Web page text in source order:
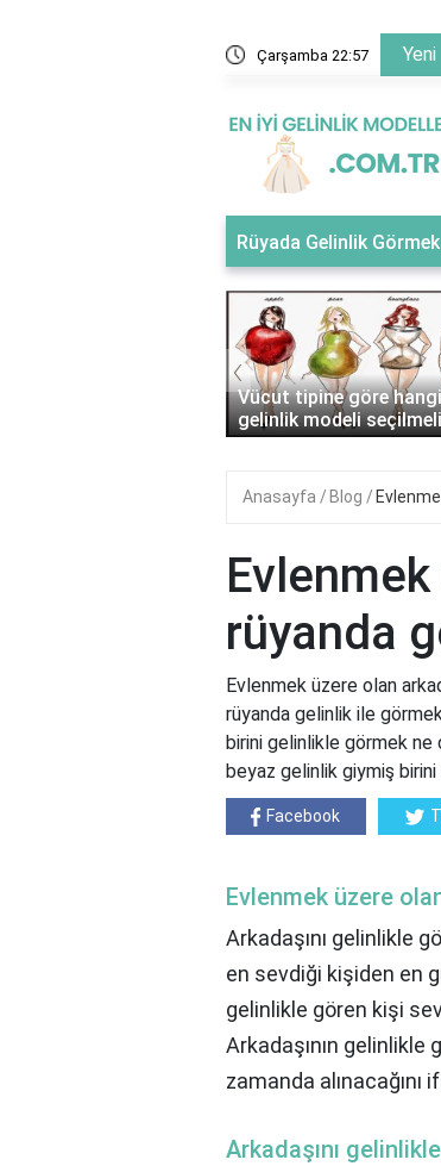
Çarşamba 22:57 Yeni
evlendiğini gelinlik giydiğini görmek
Rüyada Gelinlik Görmek
Vücut tipine göre hangi
gelinlik modeli
‹
Anasayfa Blog
rüyanda
Evlenmek üzere olan
rüyanda gelinlik ile
birini gelinlikle görmek ne
beyaz gelinlik giymiş
Facebook
Evlenmek üzere
Arkadaşını gelinlikle
en sevdiği kişiden en
gelinlikle gören kişi
Arkadaşının gelinlikle
zamanda alınacağını
Arkadaşını